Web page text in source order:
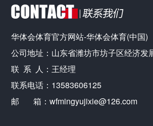
华体会体育官方网站-华体会体育(中国)
公司地址：山东省潍坊市坊子区经济发
联 系 人：王经理
联系电话：13583606125
邮 箱：wfmingyujixie@126.com